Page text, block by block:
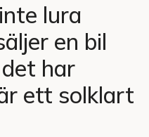
lura
en bil
har
ett solklart